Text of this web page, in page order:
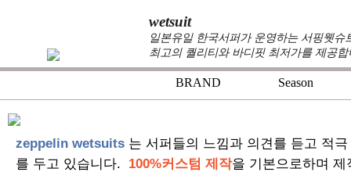
wetsuit
일본유일 한국서퍼가 운영하는 서핑웻
최고의 퀄리티와 바디핏 최저가를 제공합
BRAND Season
zeppelin wetsuits 는 서퍼들의 느낌과 의견를 듣고 적
를 두고 있습니다. 100%커스텀 제작을 기본으로하며